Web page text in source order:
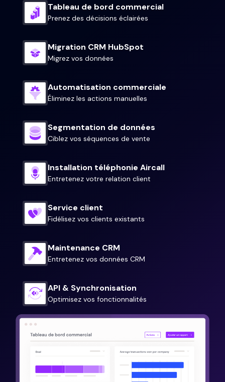
Tableau de bord commercial
Prenez des décisions éclairées
Migration CRM HubSpot
Migrez vos données
Automatisation commerciale
Éliminez les actions manuelles
Segmentation de données
Ciblez vos séquences de vente
Installation téléphonie Aircall
Entretenez votre relation client
Service client
Fidélisez vos clients existants
Maintenance CRM
Entretenez vos données CRM
API & Synchronisation
Optimisez vos fonctionnalités